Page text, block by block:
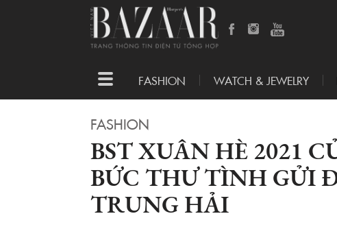
Toggle
navigation
FASHION WATCH & JEWELRY
FASHION
BST XUÂN HÈ 2021
BỨC THƯ TÌNH GỬI
TRUNG HẢI